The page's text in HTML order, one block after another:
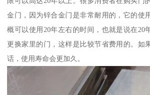
金门，因为锌合金门是非常耐用的，它的使
概可以使用20年左右的时间，也就是说在20
更换家里的门，这样是比较节省费用的。如
话，使用寿命会更加久。